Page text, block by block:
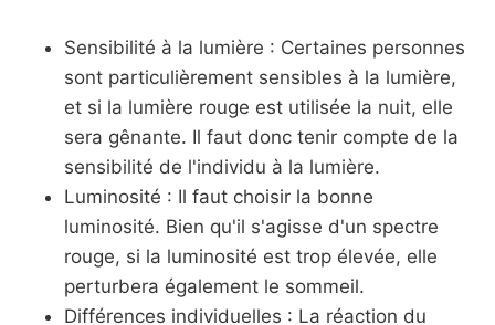
Sensibilité à la lumière : Certaines personnes
sont particulièrement sensibles à la lumière,
et si la lumière rouge est utilisée la nuit, elle
sera gênante. Il faut donc tenir compte de la
sensibilité de l'individu à la lumière.
Luminosité : Il faut choisir la bonne
luminosité. Bien qu'il s'agisse d'un spectre
rouge, si la luminosité est trop élevée, elle
perturbera également le sommeil.
Différences individuelles : La réaction du